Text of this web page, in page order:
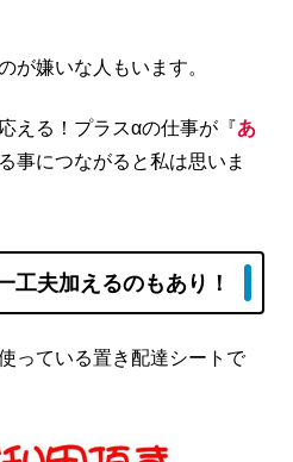
が嫌いな人もいます。
える！プラスαの仕事が『あ
事につながると私は思いま
工夫加えるのもあり！
っている置き配達シートで